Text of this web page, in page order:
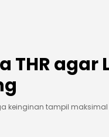
THR agar
keinginan tampil